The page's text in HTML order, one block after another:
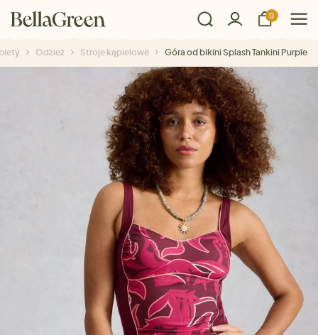
0
Odzież Stroje kąpielowe Góra od bikini Splash Tankini Purple